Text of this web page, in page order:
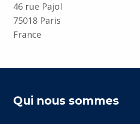
46 rue Pajol
75018 Paris
France
Qui nous sommes